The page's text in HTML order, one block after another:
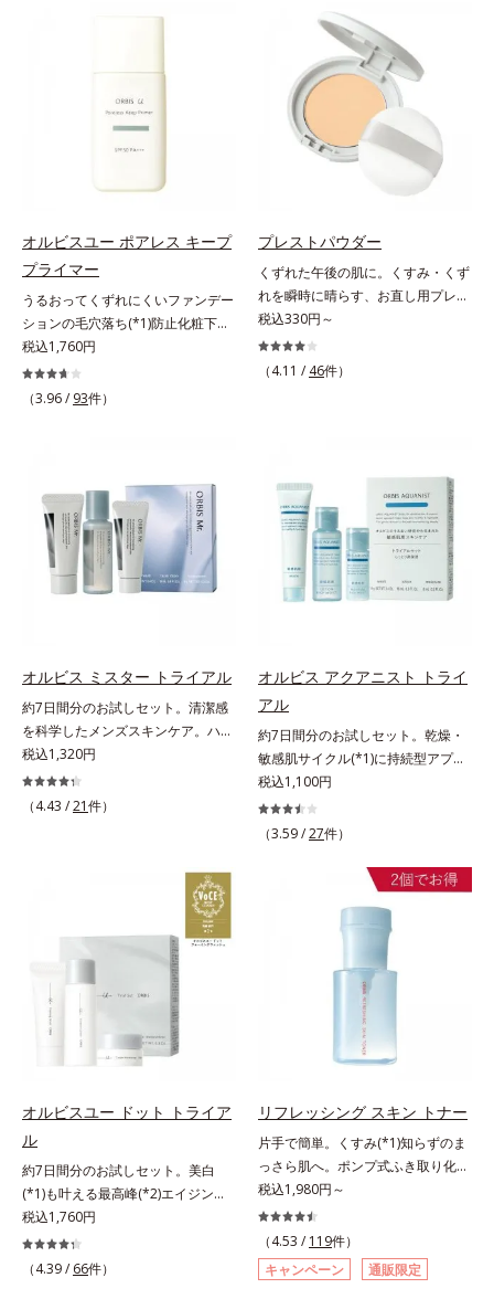
穴悩みも取り去り、一瞬で気持ちの
かつてないクレンジング(*2)をご用
端研究により、ナノバブルよりも小
かに小さい超微粒子とオイルが肌と
て肌表面にうるおいベールを形成。
これにより、洗い流した瞬間に汚れ
が肌に再付着することを防止し、細
かい毛穴汚れをごっそりするん！角
栓溶解オイル(*4)が詰まりや黒ずみ
も溶かして、毛穴の目立ちにくいす
べすべ肌に洗い上げます。大人肌の
ためのくすみ(*5)を晴らすアプロー
しくなる晴れやかな肌に導きます。
*1 ポーラ化成独自の（Ｃ１２－２
０）アルキルグルコシド（保湿）で
形成するミセルから、汚れをはね返
す水の膜をつくる技術が日本初
*3 ポーラ化成独自の（Ｃ１２－２
形成するミセル*4 炭酸ジカプリリ
ル*5 乾燥や汚れによる*6 キメの乱
れによる＜使用量目安＞適量＜使用
ステップ＞オルビス ザ クレンジン
グ オイル ⇒ 洗顔料 ⇒ 化粧
ひら全体にさっと広げます。2.肌の
上で軽くらせんを描くように、メイ
クとよくなじませます。※落ちにく
いメイクを落とす際は、乾いた手に
とり、メイクとしっかりなじませて
ください。3.メイクとなじんだら、
水またはぬるま湯でよく洗い流しま
す。4.その後、洗顔料で洗顔してく
ださい。
と密着し、定着効果をもたらすツヤ
記憶マグネット成分(*1)を配合しま
した。さらにキューティクルとなじ
みが良いキューティクルリペア成分
(*3)が、開いたキューティクルにピ
タッと密着し、毎朝手ぐしでツヤが
整うほどの美しい素髪へ導きます。
そのほか、健康的な印象の髪に導く
分が乾燥ダメージをケアし、毛髪の
うるおいをUP・11種のアミノ酸
(*5)：エッセンスインヘアミルクと
共通成分で毛髪を補修・タンパク質
補給成分(*6)：毛髪を補修してハリ
コシをUP・コレステロール(*7)：髪
の“定着”着想。毛髪水分との結合処
方で定着*3 イソステアロイル加水
分解シルク（毛髪補修成分）*4 ト
コフェロール、テトラヘキシルデカ
ン酸アスコルビル（保湿）*5 アル
ギニン、グリシン、アスパラギン
ニン、イソロイシン、ヒスチジン
（毛髪補修）*6 加水分解ゴマタン
パクＰＧプロピルメチルシランジオ
ール（毛髪補修）*7 コレステロー
ル（保湿）各商品の詳しい情報は商
品ページをご覧ください。・エッセ
ンスインヘアミルクは、こちら
オルビスユー ポアレス キープ
プライマー
うるおってくずれにくいファンデー
ションの毛穴落ち(*1)防止化粧下
地。ファンデーションの毛穴落ち
(*1)防止化粧下地です。毛穴
1/10000サイズのマイクロカバー成
ず、メイクのりがUPします。水分
と皮脂のバランスを整え、乾燥＆ベ
タつきレスに。さらに毛穴周りの肌
にうるおいを与え、キュッと引き締
め＆ハリ感をUPさせます。また皮
ます。軽やかにのびるリキッドが肌
がふっくら整うかのよう(*3)。つっ
ぱらないここちよい密着感で、さま
ざまなタイプのファンデと併用でき
ます。毛穴が気になる箇所への部分
使いもOK。*1 ファンデーションが
税込1,760円
（3.96 / 93件）
プレストパウダー
くずれた午後の肌に。くすみ・くず
れを瞬時に晴らす、お直し用プレス
トパウダー。くすみ・くずれを瞬時
に晴らす、お直し用のプレストパウ
ダーです。朝のメイクから時間が経
ションのすき間にフィットし、凹凸
や毛穴をフラットに整えます。また
お直しと同時にうるおいを補給。さ
らに余分な皮脂を吸着して、水分と
皮脂のバランスをコントロールし、
メイクがくずれにくい肌へ。“立て
み、ポンポンするだけでキレイが復
活します。リキッド、クッション、
パウダー、どんなファンデーション
の上に重ねてもOK。携帯に便利な
コンパクトタイプです。
税込330円～
（4.11 / 46件）
オルビス ミスター トライアル
約7日間分のお試しセット。清潔感
を科学したメンズスキンケア。ハ
リ・ツヤのある、好印象な清潔透明
肌(*1)へ。オルビス ミスターは、男
性の清潔感、爽やかさ、若々しさの
であること(*2)を業界で初めて発見
(*3)。ニキビ・肌荒れ予防有効成分
と保湿成分を新たに配合。これまで
の乾燥・テカリへのケアはそのまま
に、肌荒れ・ニキビ予防など“今”の
肌悩みに応え、“未来”を見据えて好
印象の鍵となるハリ・ツヤへもアプ
ローチする進化を遂げました。うる
おいを逃しやすい男性肌に着目し、
「うるおいコネクト設計」を採用。
8アイテム分の機能を3ステップに集
約し、よりシンプルなお手入れで、
ハリ・ツヤのある好印象な清潔透明
肌(*1)へ導きます。*1 うるおいによ
る透明感のある肌*2 男性の顔画像
を用いた印象評価において、基準画
像に対して、頬全体に輝度分布がな
税込1,320円
（4.43 /21件）
オルビス アクアニスト トライ
アル
約7日間分のお試しセット。乾燥・
敏感肌サイクル(*1)に持続型アプロ
ーチ。敏感肌用保湿スキンケア
(*2)。うるおいを逃し、刺激を受け
やすい角層の“乾燥敏感スランプ
のうるおい研究により完成した、待
望の敏感肌用保湿スキンケアライン
敏感スランプの原因にアプローチす
る持続型トリプルアミノ酸(*4)を配
合。もともと体内にあるアミノ酸は
異物として排出されにくく、肌にと
どまってうるおいを蓄えてくれま
す。刺激を受けやすくなった角層を
指します。無油分・無着色・無香
不使用(*5)・パラベンフリー、6つ
のフリー処方で徹底的に肌に寄り添
います。*1 乾燥と敏感をくり返す
こと*2 敏感肌対象連用テスト済
（すべての方のお肌に合うというこ
とではありません）*3 乾燥して敏
税込1,100円
（3.59 /27件）
オルビスユー ドット トライア
ル
約7日間分のお試しセット。美白
(*1)も叶える最高峰(*2)エイジング
ケア(*3)。ハリも透明感(*4)も結果
主義。年齢サイン(*5)の因子に着目
した肌科学エイジングケア(*3)シリ
税込1,760円
（4.39 / 66件）
リフレッシング スキン トナー
片手で簡単。くすみ(*1)知らずのま
っさら肌へ。ポンプ式ふき取り化粧
水。くすみ(*1)知らずのまっさら肌
へ。洗顔後すぐの肌に使う、ポンプ
式のふき取り化粧水です。ポンプ式
だから簡単。片手でぷしゅっと押す
だけでコットンに含ませられます。
税込1,980円～
（4.53 / 119件）
キャンペーン
通販限定